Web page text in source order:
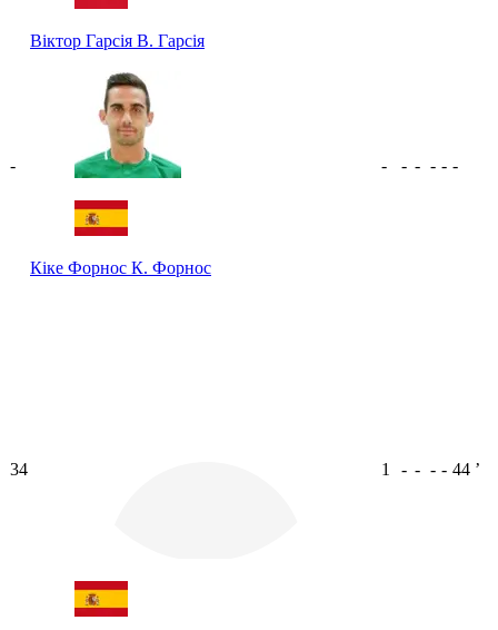
Віктор Гарсія В. Гарсія
-
Кіке Форнос К. Форнос
- - - - - -
34 1 - - - - 44 ʼ